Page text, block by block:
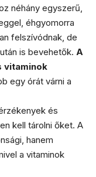
néhány egyszerű,
éhgyomorra
felszívódnak, de
is bevehetők. A
vitaminok
egy órát várni a
és
kell tárolni őket. A
hanem
a vitaminok